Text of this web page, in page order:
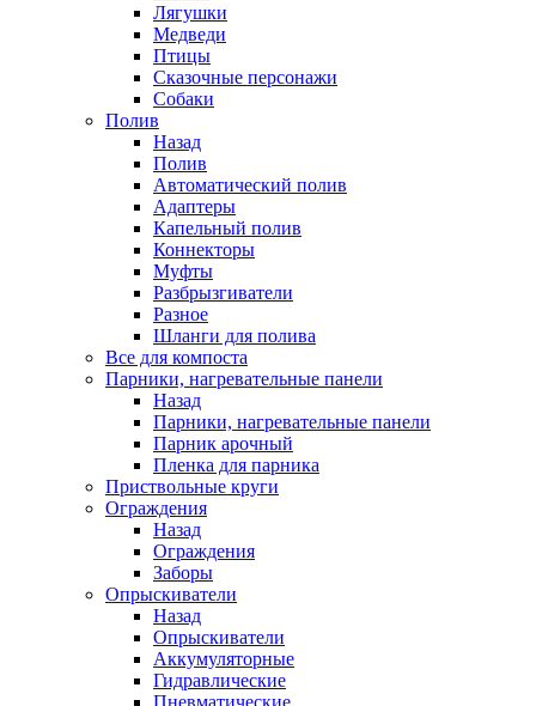
Лягушки
Медведи
Птицы
Сказочные персонажи
Собаки
Полив
Назад
Полив
Автоматический полив
Адаптеры
Капельный полив
Коннекторы
Муфты
Разбрызгиватели
Разное
Шланги для полива
Все для компоста
Парники, нагревательные панели
Назад
Парники, нагревательные панели
Парник арочный
Пленка для парника
Приствольные круги
Ограждения
Назад
Ограждения
Заборы
Опрыскиватели
Назад
Опрыскиватели
Аккумуляторные
Гидравлические
Пневматические